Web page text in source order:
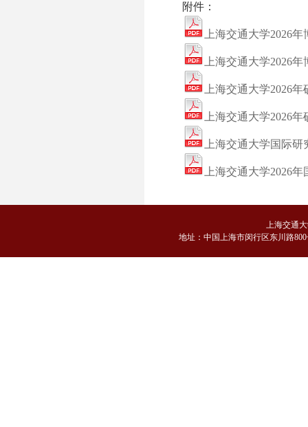
附件：
上海交通大学2026
上海交通大学2026
上海交通大学2026
上海交通大学2026
上海交通大学国际研
上海交通大学2026
上海交通
地址：中国上海市闵行区东川路